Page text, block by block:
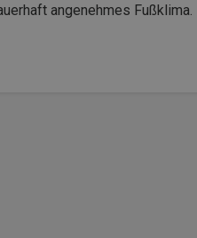
angenehmes Fußklima.